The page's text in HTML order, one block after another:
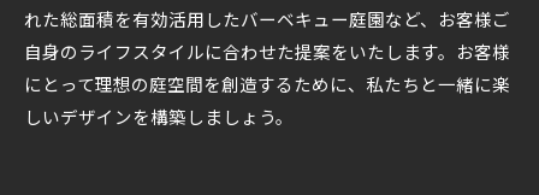
れた総面積を有効活用したバーベキュー庭園など、お客様ご
自身のライフスタイルに合わせた提案をいたします。お客様
にとって理想の庭空間を創造するために、私たちと一緒に楽
しいデザインを構築しましょう。